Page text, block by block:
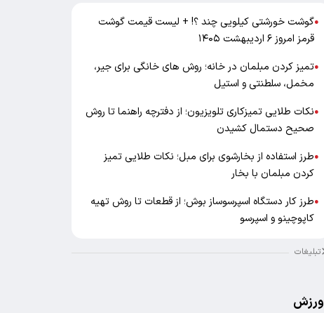
●گوشت خورشتی کیلویی چند ؟! + لیست قیمت گوشت
قرمز امروز ۶ اردیبهشت ۱۴۰۵
●تمیز کردن مبلمان در خانه؛ روش های خانگی برای جیر،
مخمل، سلطنتی و استیل
●نکات طلایی تمیزکاری تلویزیون؛ از دفترچه راهنما تا روش
صحیح دستمال کشیدن
●طرز استفاده از بخارشوی برای مبل؛ نکات طلایی تمیز
کردن مبلمان با بخار
●طرز کار دستگاه اسپرسوساز بوش؛ از قطعات تا روش تهیه
کاپوچینو و اسپرسو
تبلیغات
ورزش